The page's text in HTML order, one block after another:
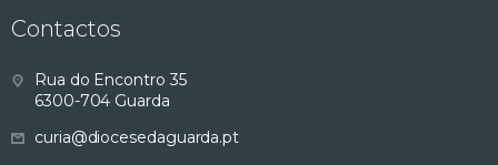
Contactos
Rua do Encontro 35
6300-704 Guarda
curia@diocesedaguarda.pt